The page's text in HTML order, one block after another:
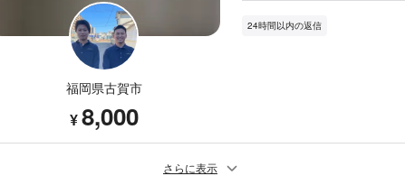
福岡県古賀市
¥8,000
24時間以内の返信
さらに表示